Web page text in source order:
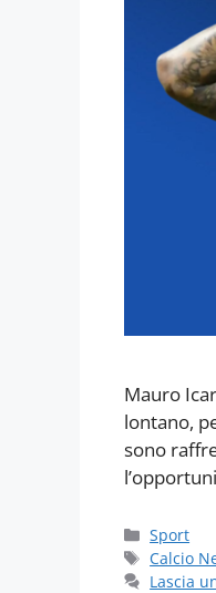
Mauro
lontano,
sono
Categorie
Sport
Tag
Calcio
Lascia